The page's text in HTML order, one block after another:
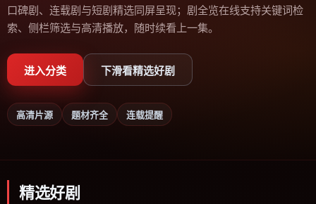
口碑剧、连载剧与短剧精选同屏呈现；剧全览在线支持关键词检
索、侧栏筛选与高清播放，随时续看上一集。
进入分类 下滑看精选好剧
高清片源 题材齐全 连载提醒
精选好剧